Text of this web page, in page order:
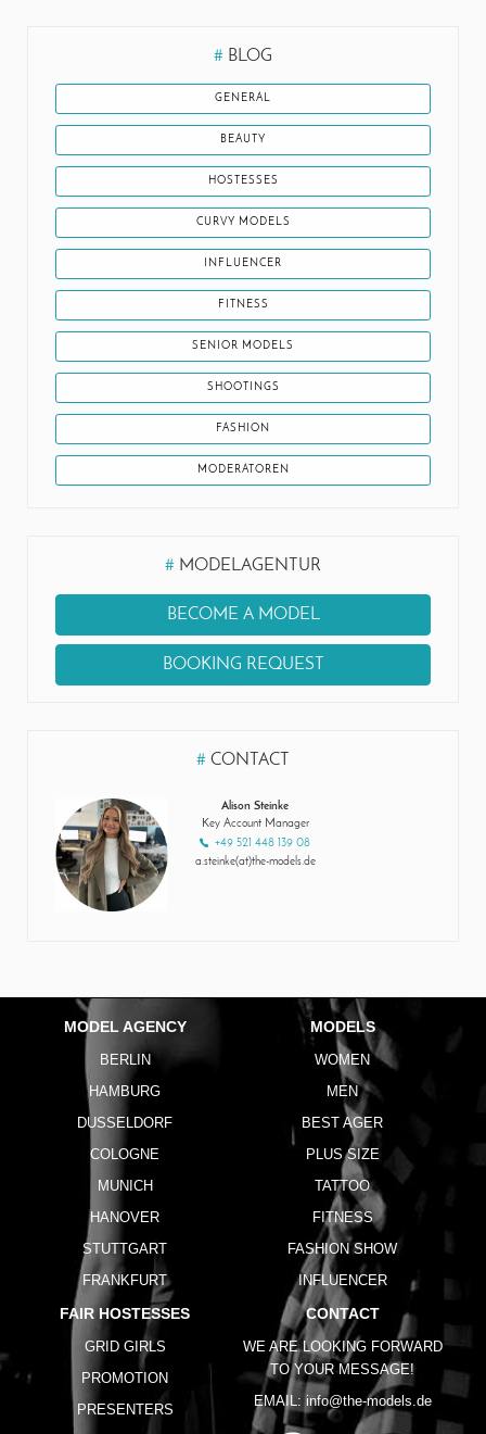
# BLOG
GENERAL
BEAUTY
HOSTESSES
CURVY MODELS
INFLUENCER
FITNESS
SENIOR MODELS
SHOOTINGS
FASHION
MODERATOREN
# MODELAGENTUR
BECOME A MODEL
BOOKING REQUEST
# CONTACT
Alison Steinke
Key Account Manager
+49 521 448 139 08
a.steinke(at)the-models.de
MODEL AGENCY
BERLIN
HAMBURG
DUSSELDORF
COLOGNE
MUNICH
HANOVER
STUTTGART
FRANKFURT
MODELS
WOMEN
MEN
BEST AGER
PLUS SIZE
TATTOO
FITNESS
FASHION SHOW
INFLUENCER
FAIR HOSTESSES
GRID GIRLS
PROMOTION
PRESENTERS
CONTACT
WE ARE LOOKING FORWARD
TO YOUR MESSAGE!
EMAIL: info@the-models.de